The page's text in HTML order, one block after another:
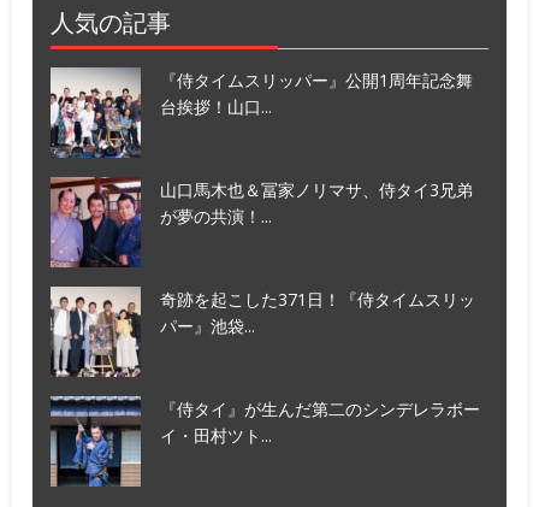
人気の記事
『侍タイムスリッパー』公開1周年記念舞
台挨拶！山口...
山口馬木也＆冨家ノリマサ、侍タイ3兄弟
が夢の共演！...
奇跡を起こした371日！『侍タイムスリッ
パー』池袋...
『侍タイ』が生んだ第二のシンデレラボー
イ・田村ツト...